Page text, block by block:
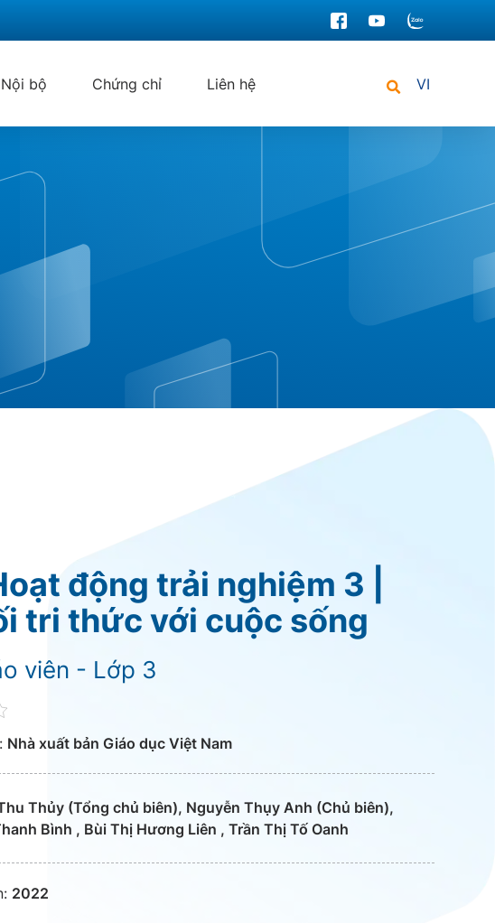
Nội bộ Chứng chỉ Liên hệ VI
động trải nghiệm 3 |
tri thức với cuộc sống
viên - Lớp 3
Nhà xuất bản Giáo dục Việt Nam
Thủy (Tổng chủ biên), Nguyễn Thụy Anh (Chủ biên),
Bình , Bùi Thị Hương Liên , Trần Thị Tố Oanh
2022